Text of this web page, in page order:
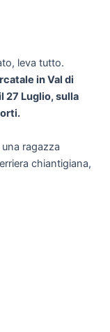
leva tutto.
in Val di
27 Luglio, sulla
ragazza
chiantigiana,